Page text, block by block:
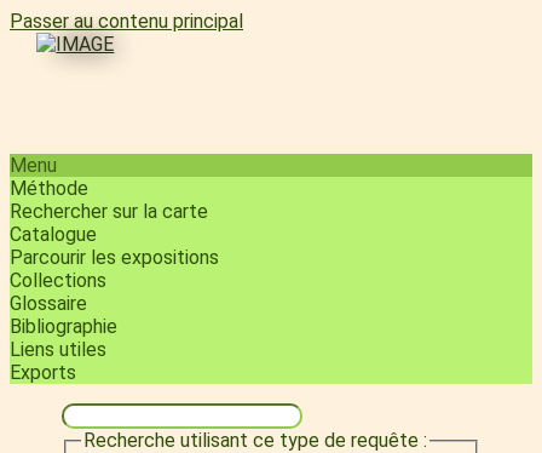
Passer au contenu principal
Menu
Méthode
Rechercher sur la carte
Catalogue
Parcourir les expositions
Collections
Glossaire
Bibliographie
Liens utiles
Exports
Recherche utilisant ce type de requête :